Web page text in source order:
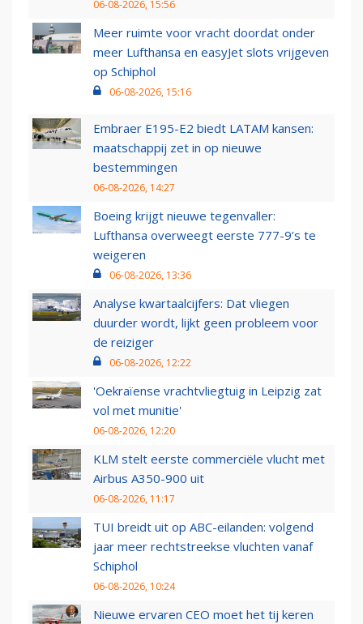
06-08-2026, 15:56
Meer ruimte voor vracht doordat onder
meer Lufthansa en easyJet slots vrijgeven
op Schiphol
06-08-2026, 15:16
Embraer E195-E2 biedt LATAM kansen:
maatschappij zet in op nieuwe
bestemmingen
06-08-2026, 14:27
Boeing krijgt nieuwe tegenvaller:
Lufthansa overweegt eerste 777-9’s te
weigeren
06-08-2026, 13:36
Analyse kwartaalcijfers: Dat vliegen
duurder wordt, lijkt geen probleem voor
de reiziger
06-08-2026, 12:22
'Oekraïense vrachtvliegtuig in Leipzig zat
vol met munitie'
06-08-2026, 12:20
KLM stelt eerste commerciële vlucht met
Airbus A350-900 uit
06-08-2026, 11:17
TUI breidt uit op ABC-eilanden: volgend
jaar meer rechtstreekse vluchten vanaf
Schiphol
06-08-2026, 10:24
Nieuwe ervaren CEO moet het tij keren